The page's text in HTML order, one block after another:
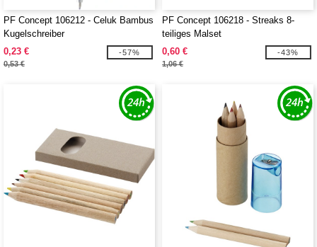
PF Concept 106212 - Celuk Bambus
Kugelschreiber
0,23 €
0,53 €
-57%
PF Concept 106218 - Streaks 8-
teiliges Malset
0,60 €
1,06 €
-43%